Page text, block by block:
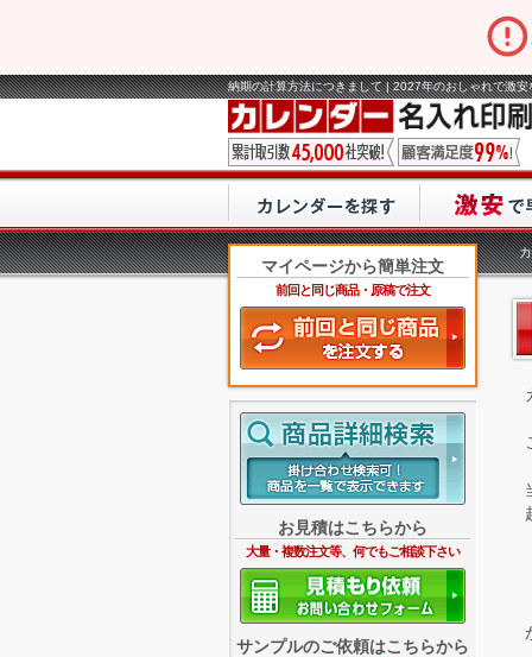
納期の計算方法につきまして | 2027年のおしゃれで激安
マイページから簡単注文
前回と同じ商品・原稿で注文
お見積はこちらから
大量・複数注文等、何でもご相談下さい
サンプルのご依頼はこちらから